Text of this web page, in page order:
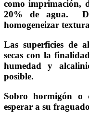
como imprimación,
20% de agua.
homogeneizar
Las superficies de
secas con la
humedad y
posible.
Sobro hormigón o
esperar a su